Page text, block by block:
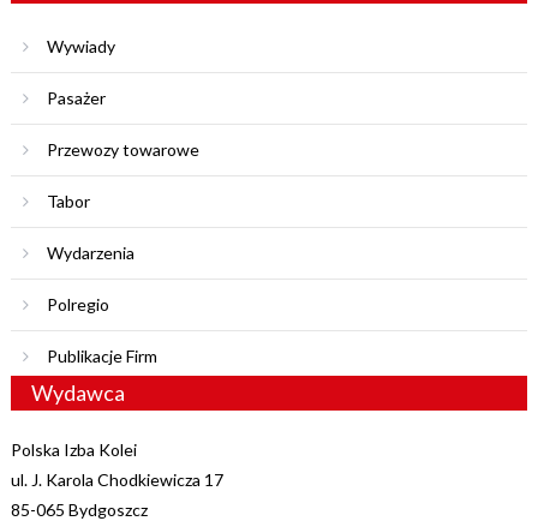
Wywiady
Pasażer
Przewozy towarowe
Tabor
Wydarzenia
Polregio
Publikacje Firm
Wydawca
Polska Izba Kolei
ul. J. Karola Chodkiewicza 17
85-065 Bydgoszcz